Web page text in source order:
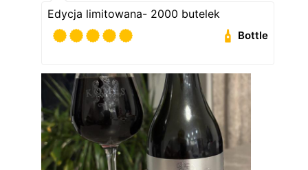
Edycja limitowana- 2000 butelek
Bottle